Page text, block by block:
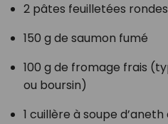
2 pâtes feuilletées rondes
150 g de saumon fumé
100 g de fromage frais
ou boursin)
1 cuillère à soupe